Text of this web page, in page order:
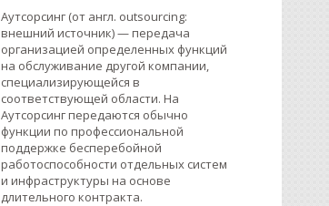
Аутсорсинг (от англ. outsourcing:
внешний источник) — передача
организацией определенных функций
на обслуживание другой компании,
специализирующейся в
соответствующей области. На
Аутсорсинг передаются обычно
функции по профессиональной
поддержке бесперебойной
работоспособности отдельных систем
и инфраструктуры на основе
длительного контракта.